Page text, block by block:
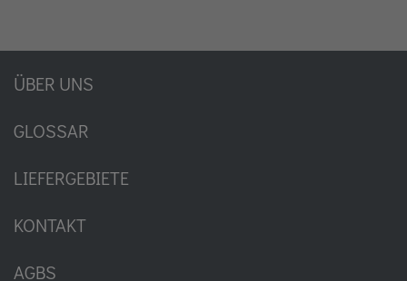
ÜBER UNS
GLOSSAR
LIEFERGEBIETE
KONTAKT
AGBS